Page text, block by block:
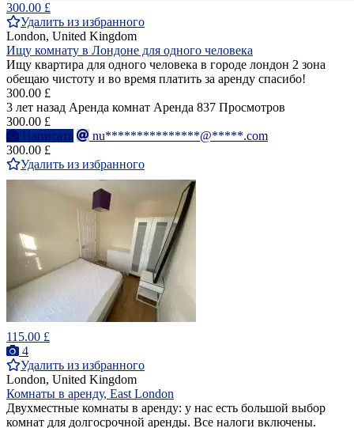
300.00 £
Удалить из избранного
London, United Kingdom
Ищу комнату в Лондоне для одного человека
Ищу квартира для одного человека в городе лондон 2 зона
обещаю чистоту и во время платить за аренду спасибо!
300.00 £
3 лет назад Аренда комнат Аренда 837 Просмотров
300.00 £
Написать
nu***************@*****.com
300.00 £
Удалить из избранного
115.00 £
4
Удалить из избранного
London, United Kingdom
Комнаты в аренду, East London
Двухместные комнаты в аренду: у нас есть большой выбор
комнат для долгосрочной аренды. Все налоги включены.